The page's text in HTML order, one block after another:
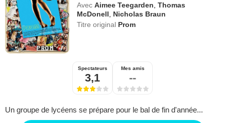
Avec Aimee Teegarden ,Thomas
McDonell
Nicholas Braun
Titre original Prom
Spectateurs
3,1
Mes amis
--
Un groupe de lycéens se prépare pour le bal de fin d'année...